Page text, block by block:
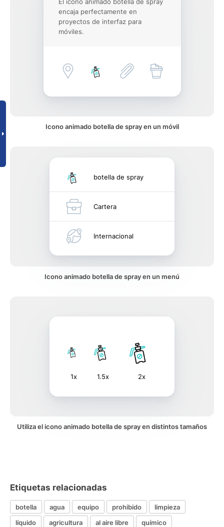
encaja perfectamente en
proyectos de interfaz para
móviles.
Icono animado botella de spray en un móvil
botella de spray
Cartera
Internacional
Icono animado botella de spray en un menú
1x 1.5x 2x
Utiliza el icono animado botella de spray en distintos tamaños
Etiquetas relacionadas
botella agua equipo prohibido
limpieza
líquido
agricultura al aire libre
químico